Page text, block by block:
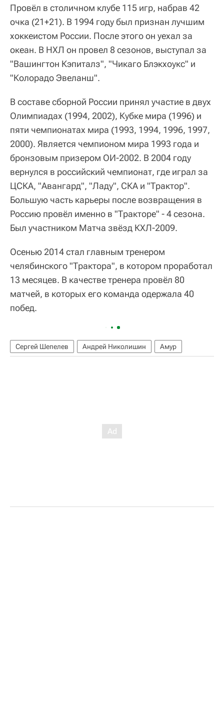
Провёл в столичном клубе 115 игр, набрав 42
очка (21+21). В 1994 году был признан лучшим
хоккеистом России. После этого он уехал за
океан. В НХЛ он провел 8 сезонов, выступал за
"Вашингтон Кэпиталз", "Чикаго Блэкхоукс" и
"Колорадо Эвеланш".
В составе сборной России принял участие в двух
Олимпиадах (1994, 2002), Кубке мира (1996) и
пяти чемпионатах мира (1993, 1994, 1996, 1997,
2000). Является чемпионом мира 1993 года и
бронзовым призером ОИ-2002. В 2004 году
вернулся в российский чемпионат, где играл за
ЦСКА, "Авангард", "Ладу", СКА и "Трактор".
Большую часть карьеры после возвращения в
Россию провёл именно в "Тракторе" - 4 сезона.
Был участником Матча звёзд КХЛ-2009.
Осенью 2014 стал главным тренером
челябинского "Трактора", в котором проработал
13 месяцев. В качестве тренера провёл 80
матчей, в которых его команда одержала 40
побед.
Сергей Шепелев Андрей Николишин Амур